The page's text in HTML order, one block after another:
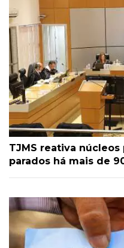
TJMS reativa
parados há mais de